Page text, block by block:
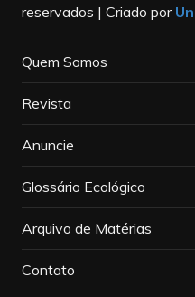
reservados | Criado por
Quem Somos
Revista
Anuncie
Glossário Ecológico
Arquivo de Matérias
Contato